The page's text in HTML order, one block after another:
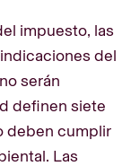
impuesto, las
del
serán
definen siete
deben cumplir
Las